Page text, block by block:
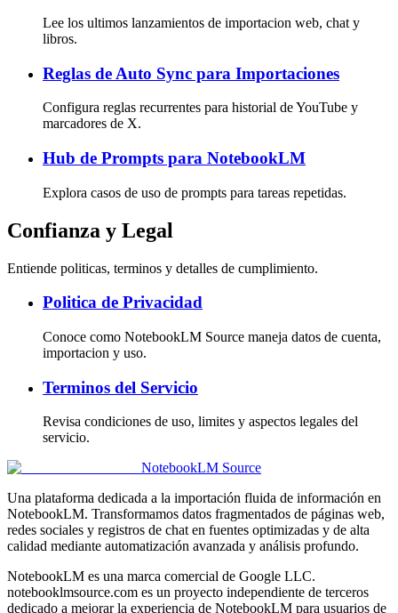
Lee los ultimos lanzamientos de importacion web, chat y
libros.
Reglas de Auto Sync para Importaciones
Configura reglas recurrentes para historial de YouTube y
marcadores de X.
Hub de Prompts para NotebookLM
Explora casos de uso de prompts para tareas repetidas.
Confianza y Legal
Entiende politicas, terminos y detalles de cumplimiento.
Politica de Privacidad
Conoce como NotebookLM Source maneja datos de cuenta,
importacion y uso.
Terminos del Servicio
Revisa condiciones de uso, limites y aspectos legales del
servicio.
NotebookLM Source
Una plataforma dedicada a la importación fluida de información en
NotebookLM. Transformamos datos fragmentados de páginas web,
redes sociales y registros de chat en fuentes optimizadas y de alta
calidad mediante automatización avanzada y análisis profundo.
NotebookLM es una marca comercial de Google LLC.
notebooklmsource.com es un proyecto independiente de terceros
dedicado a mejorar la experiencia de NotebookLM para usuarios de